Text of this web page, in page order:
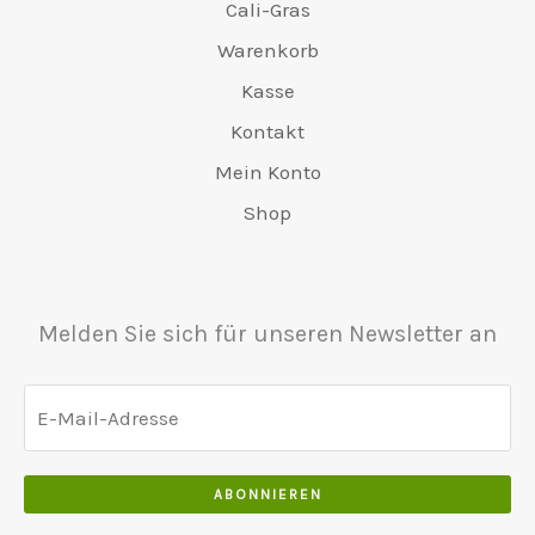
Cali-Gras
Warenkorb
Kasse
Kontakt
Mein Konto
Shop
Melden Sie sich für unseren Newsletter an
ABONNIEREN